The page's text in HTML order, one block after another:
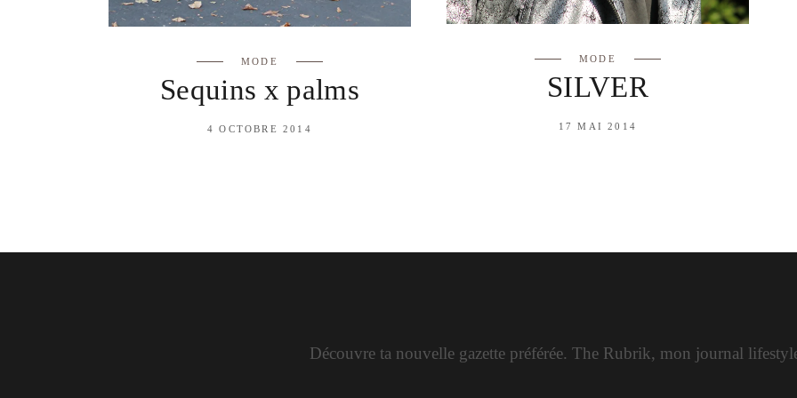
MODE
Sequins x palms
4 OCTOBRE 2014
MODE
SILVER
17 MAI 2014
Découvre ta nouvelle gazette préférée. The Rubrik, mon journal